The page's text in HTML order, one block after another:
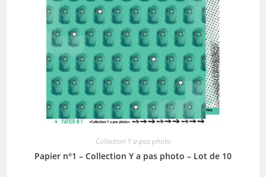
Collection Y a pas photo
Papier n°1 – Collection Y a pas photo – Lot de 10